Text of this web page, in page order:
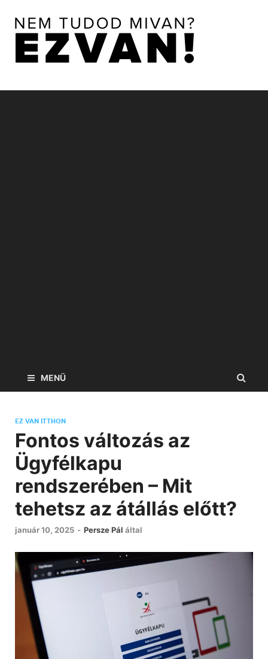
MENÜ
EZ VAN ITTHON
Fontos változás az
Ügyfélkapu
rendszerében – Mit
tehetsz az átállás előtt?
január 10, 2025 - Persze Pál által